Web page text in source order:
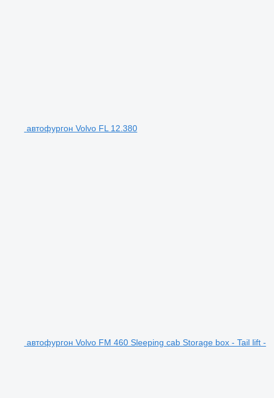
автофургон Volvo FL 12.380
автофургон Volvo FM 460 Sleeping cab Storage box - Tail lift -